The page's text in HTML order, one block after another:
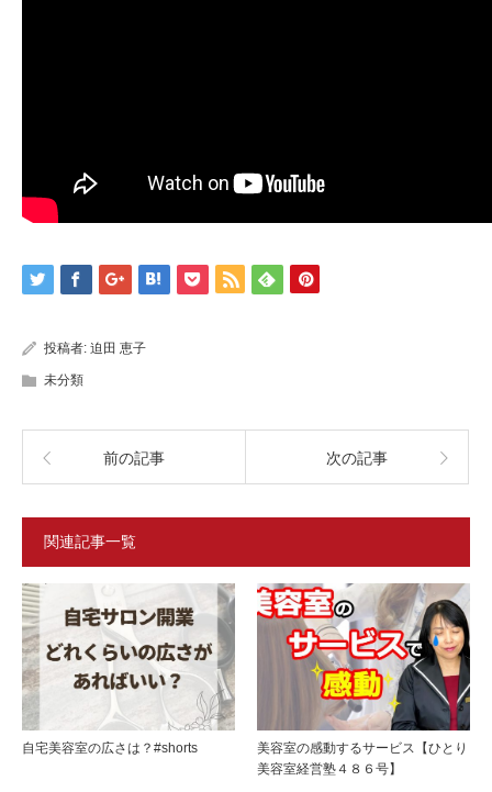
投稿者: 迫田 恵子
未分類
前の記事 次の記事
関連記事一覧
自宅美容室の広さは？#shorts
美容室の感動するサービス【ひとり
美容室経営塾４８６号】